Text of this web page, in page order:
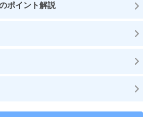
ポイント解説